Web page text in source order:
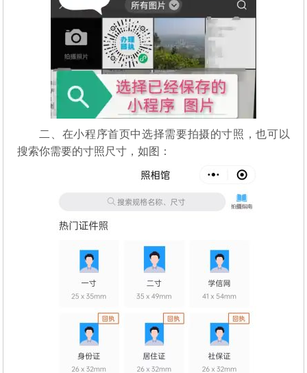
二、在小程序首页中选择需要拍摄的寸照，也可以
搜索你需要的寸照尺寸，如图：